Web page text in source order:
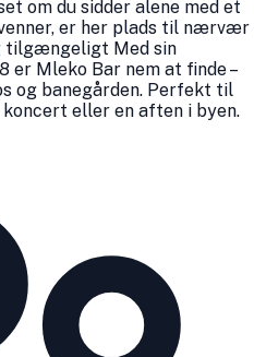
om du sidder alene med et
er her plads til nærvær
tilgængeligt Med sin
er Mleko Bar nem at finde –
og banegården. Perfekt til
eller en aften i byen.